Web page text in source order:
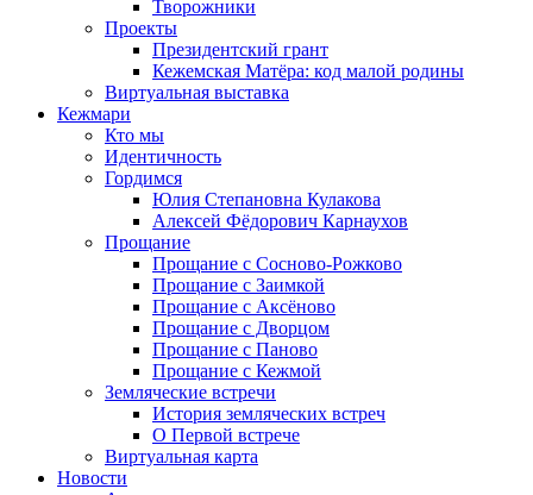
Творожники
Проекты
Президентский грант
Кежемская Матёра: код малой родины
Виртуальная выставка
Кежмари
Кто мы
Идентичность
Гордимся
Юлия Степановна Кулакова
Алексей Фёдорович Карнаухов
Прощание
Прощание с Сосново-Рожково
Прощание с Заимкой
Прощание с Аксёново
Прощание с Дворцом
Прощание с Паново
Прощание с Кежмой
Земляческие встречи
История земляческих встреч
О Первой встрече
Виртуальная карта
Новости